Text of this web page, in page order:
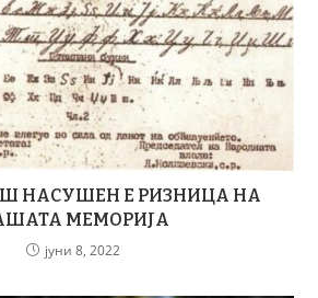
НАСУШЕН Е РИЗНИЦА НА
МЕМОРИЈА
јуни 8, 2022